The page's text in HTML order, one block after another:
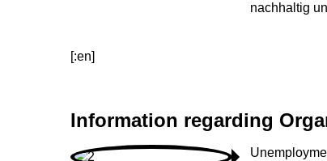
nachhaltig
[:en]
Information regarding